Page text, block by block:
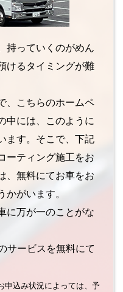
持っていくのがめん
けるタイミングが難
、こちらのホームペ
中には、このように
ます。そこで、下記
ーティング施工をお
、無料にてお車をお
かがいます。
に万が一のことがな
サービスを無料にて
申込み状況によっては、予